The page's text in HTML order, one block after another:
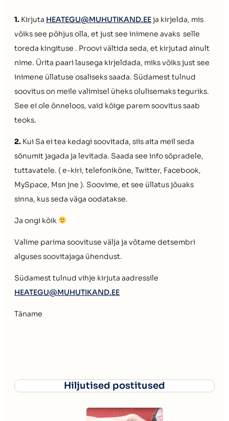
1. Kirjuta HEATEGU@MUHUTIKAND.EEja kirjelda, mis
võiks see põhjus olla, et just see inimene avaks selle
toreda kingituse . Proovi vältida seda, et kirjutad ainult
nime. Ürita paari lausega kirjeldada, miks võiks just see
inimene üllatuse osaliseks saada. Südamest tulnud
soovitus on meile valimisel üheks olulisemaks teguriks.
See ei ole õnneloos, vaid kõige parem soovitus saab
teoks.
2. Kui Sa ei tea kedagi soovitada, siis aita meil seda
sõnumit jagada ja levitada. Saada see info sõpradele,
tuttavatele. ( e-kiri, telefonikõne, Twitter, Facebook,
MySpace, Msn jne ). Soovime, et see üllatus jõuaks
sinna, kus seda väga oodatakse.
Ja ongi kõik
Valime parima soovituse välja ja võtame detsembri
alguses soovitajaga ühendust.
Südamest tulnud vihje kirjuta aadressile
HEATEGU@MUHUTIKAND.EE
Täname
Hiljutised postitused